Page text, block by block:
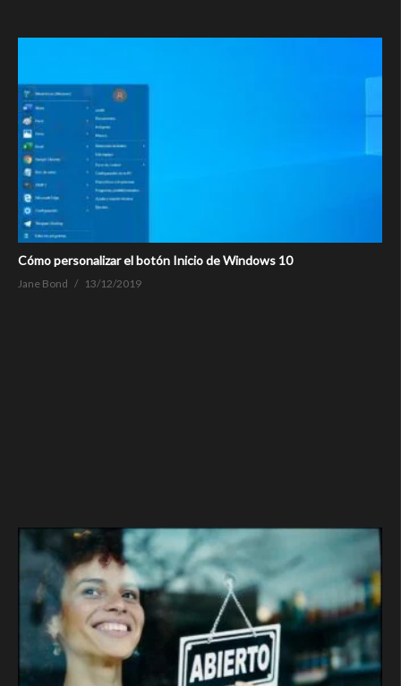
Cómo personalizar el botón Inicio de Windows 10
Jane Bond 13/12/2019